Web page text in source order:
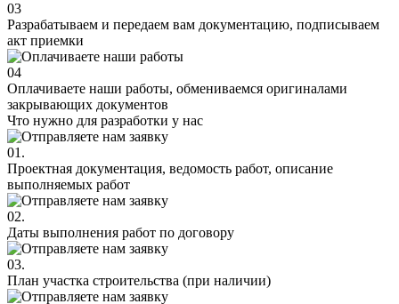
03
Разрабатываем и передаем вам документацию, подписываем
акт приемки
04
Оплачиваете наши работы, обмениваемся оригиналами
закрывающих документов
Что нужно для разработки у нас
01.
Проектная документация, ведомость работ, описание
выполняемых работ
02.
Даты выполнения работ по договору
03.
План участка строительства (при наличии)